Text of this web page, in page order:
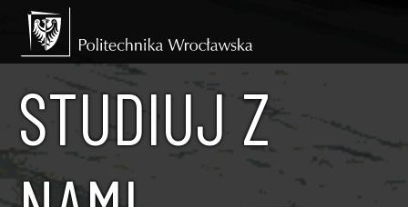
STUDIUJ Z